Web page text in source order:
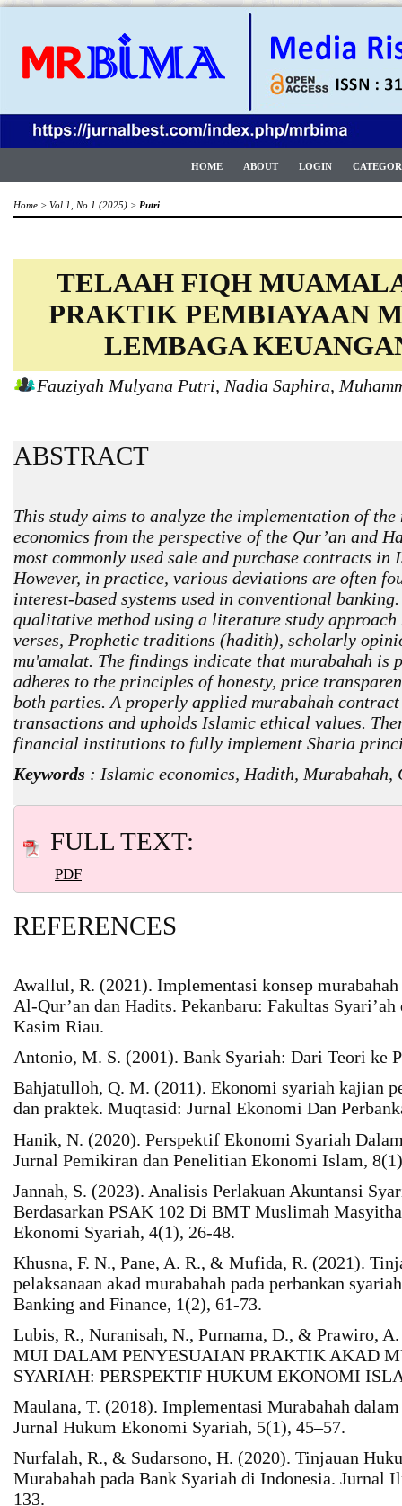
HOME ABOUT LOGIN
Home > Vol 1, No 1 (2025) > Putri
TELAAH FIQH
PRAKTIK PEMBIAYAAN
LEMBAGA
Fauziyah Mulyana Putri, Nadia Saphira,
ABSTRACT
This study aims to analyze the implementation of
economics from the perspective of the Qur’an and
most commonly used sale and purchase contracts
However, in practice, various deviations are often
interest-based systems used in conventional
qualitative method using a literature study
verses, Prophetic traditions (hadith), scholarly
mu'amalat. The findings indicate that murabahah is
adheres to the principles of honesty, price
both parties. A properly applied murabahah
transactions and upholds Islamic ethical values.
financial institutions to fully implement Sharia
Keywords : Islamic economics, Hadith,
FULL TEXT:
PDF
REFERENCES
Awallul, R. (2021). Implementasi konsep
Al-Qur’an dan Hadits. Pekanbaru: Fakultas
Kasim Riau.
Antonio, M. S. (2001). Bank Syariah: Dari Teori ke
Bahjatulloh, Q. M. (2011). Ekonomi syariah kajian
dan praktek. Muqtasid: Jurnal Ekonomi Dan
Hanik, N. (2020). Perspektif Ekonomi Syariah
Jurnal Pemikiran dan Penelitian Ekonomi Islam,
Jannah, S. (2023). Analisis Perlakuan Akuntansi
Berdasarkan PSAK 102 Di BMT Muslimah
Ekonomi Syariah, 4(1), 26-48.
Khusna, F. N., Pane, A. R., & Mufida, R. (2021).
pelaksanaan akad murabahah pada perbankan
Banking and Finance, 1(2), 61-73.
Lubis, R., Nuranisah, N., Purnama, D., & Prawiro,
MUI DALAM PENYESUAIAN PRAKTIK AKAD
SYARIAH: PERSPEKTIF HUKUM EKONOMI
Maulana, T. (2018). Implementasi Murabahah
Jurnal Hukum Ekonomi Syariah, 5(1), 45–57.
Nurfalah, R., & Sudarsono, H. (2020). Tinjauan
Murabahah pada Bank Syariah di Indonesia. Jurnal
133.